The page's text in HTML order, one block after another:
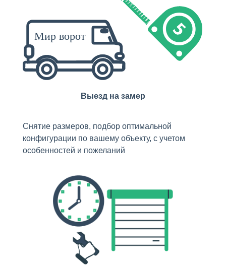
Выезд на замер
Снятие размеров, подбор оптимальной
конфигурации по вашему объекту, с учетом
особенностей и пожеланий